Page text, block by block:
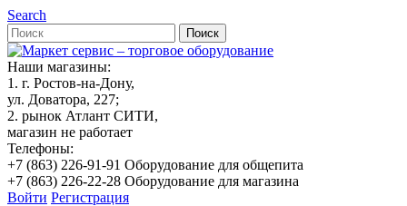
Search
Наши магазины:
1. г. Ростов-на-Дону,
ул. Доватора, 227;
2. рынок Атлант СИТИ,
магазин не работает
Телефоны:
+7 (863) 226-91-91 Оборудование для общепита
+7 (863) 226-22-28 Оборудование для магазина
Войти Регистрация